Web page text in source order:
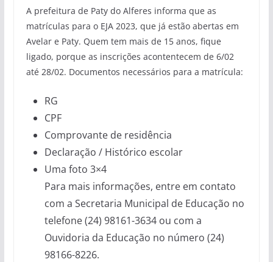
A prefeitura de Paty do Alferes informa que as
matrículas para o EJA 2023, que já estão abertas em
Avelar e Paty. Quem tem mais de 15 anos, fique
ligado, porque as inscrições acontentecem de 6/02
até 28/02. Documentos necessários para a matrícula:
RG
CPF
Comprovante de residência
Declaração / Histórico escolar
Uma foto 3×4
Para mais informações, entre em contato
com a Secretaria Municipal de Educação no
telefone (24) 98161-3634 ou com a
Ouvidoria da Educação no número (24)
98166-8226.